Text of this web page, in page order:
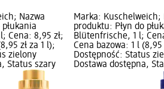
Nazwa
Cena: 8,95 zł;
zł za 1 l);
zielony
Status szary
Marka: Kuschelweich;
produktu: Płyn do
Blütenfrische, 1 l;
Cena bazowa: 1 l (8,95
Dostępność: Status
Dostawa dostępna,